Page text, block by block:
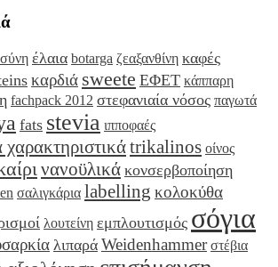
έλαια botarga ζεαξανθίνη καφές
καρδιά sweete ΕΦΕΤ κάππαρη
fachpack 2012 στεφανιαία νόσος παγωτά
fats stevia ιπποφαές
trikalinos οίνος
νανοϋλικά κονσερβοποίηση
σαλιγκάρια labelling κολοκύθα
λουτείνη εμπλουτισμός σόγια
λιπαρά Weidenhammer στέβια